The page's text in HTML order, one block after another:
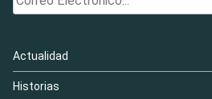
Actualidad
Historias